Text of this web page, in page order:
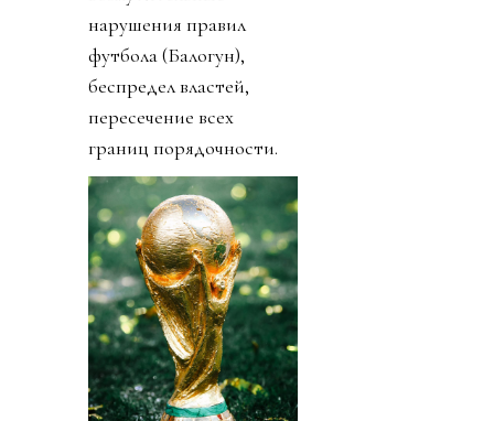
нарушения правил
футбола (Балогун),
беспредел властей,
пересечение всех
границ порядочности.